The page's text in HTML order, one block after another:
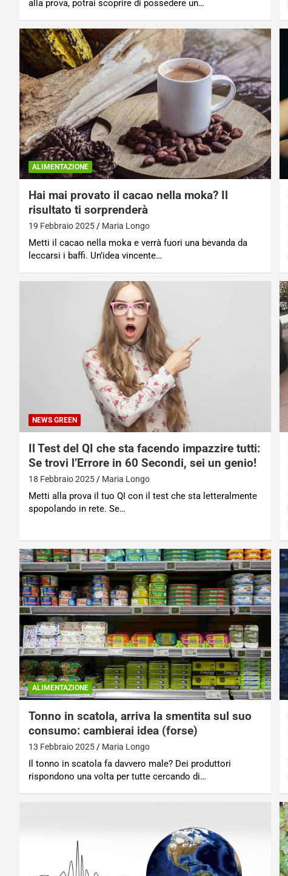
alla prova, potrai scoprire di possedere un…
ALIMENTAZIONE
Hai mai provato il cacao nella moka? Il
risultato ti sorprenderà
19 Febbraio 2025 Maria Longo
Metti il cacao nella moka e verrà fuori una bevanda da
leccarsi i baffi. Un’idea vincente…
NEWS GREEN
Il Test del QI che sta facendo impazzire tutti:
Se trovi l’Errore in 60 Secondi, sei un genio!
18 Febbraio 2025 Maria Longo
Metti alla prova il tuo QI con il test che sta letteralmente
spopolando in rete. Se…
ALIMENTAZIONE
Tonno in scatola, arriva la smentita sul suo
consumo: cambierai idea (forse)
13 Febbraio 2025 Maria Longo
Il tonno in scatola fa davvero male? Dei produttori
rispondono una volta per tutte cercando di…